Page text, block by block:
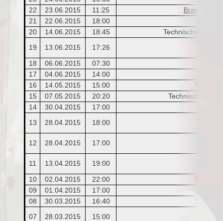
22
23.06.2015 11:25
21
22.06.2015 18:00
20
14.06.2015 18:45
Technischer
19
13.06.2015 17:26
18
06.06.2015
07:30
17
04.06.2015
14:00
16
14.05.2015 15:00
15
07.05.2015 20:20
Technischer
14
30.04.2015
17:00
13
28.04.2015 18:00
12 28.04.2015 17:00
11
13.04.2015 19:00
10
02.04.2015 22:00
09
01.04.2015
17:00
08
30.03.2015 16:40
07
28.03.2015 15:00